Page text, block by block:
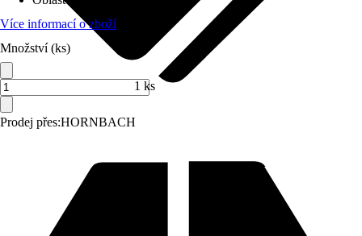
Prodej přes:HORNBACH
Více informací o zboží
Množství (ks)
1 ks